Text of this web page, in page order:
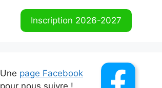
Inscription 2026-2027
Une page Facebook
pour nous suivre !